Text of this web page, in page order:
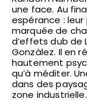
une face. Au
espérance : leur
marquée de
d’effets dub de
Gonzàlez. Il en
hautement
qu’à méditer.
dans des
zone industrielle.